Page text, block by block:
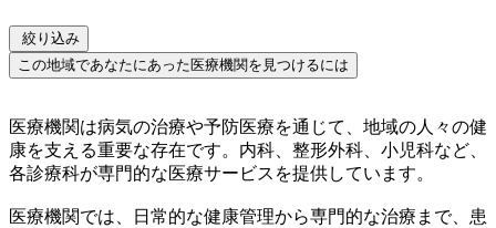
絞り込み
この地域であなたにあった医療機関を見つけるには
医療機関は病気の治療や予防医療を通じて、地域の人々の健
康を支える重要な存在です。内科、整形外科、小児科など、
各診療科が専門的な医療サービスを提供しています。
医療機関では、日常的な健康管理から専門的な治療まで、患